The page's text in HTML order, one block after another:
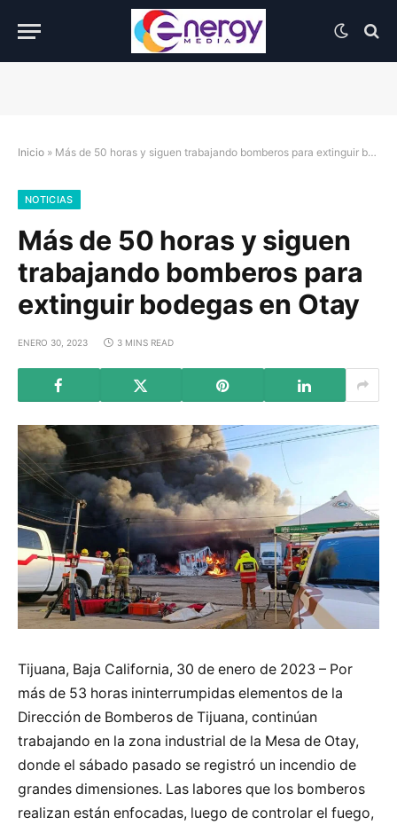
Inicio » Más de 50 horas y siguen trabajando bomberos para extinguir bodegas en Otay
NOTICIAS
Más de 50 horas y siguen
trabajando bomberos para
extinguir bodegas en Otay
ENERO 30, 2023 3 MINS READ
Tijuana, Baja California, 30 de enero de 2023 – Por
más de 53 horas ininterrumpidas elementos de la
Dirección de Bomberos de Tijuana, continúan
trabajando en la zona industrial de la Mesa de Otay,
donde el sábado pasado se registró un incendio de
grandes dimensiones. Las labores que los bomberos
realizan están enfocadas, luego de controlar el fuego,